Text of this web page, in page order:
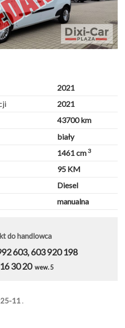
2021
2021
43700 km
biały
1461 cm 3
95 KM
Diesel
manualna
do handlowca
603, 603 920 198
30 20 wew. 5
11 .